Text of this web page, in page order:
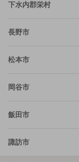
下水内郡栄村
長野市
松本市
岡谷市
飯田市
諏訪市